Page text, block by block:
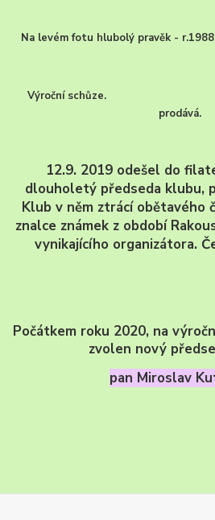
Na levém fotu hlubolý pravěk -
Výroční schůze. Čile
prodává.
12.9. 2019 odešel do
dlouholetý předseda klubu,
Klub v něm ztrácí obětavého
znalce známek z období
vynikajícího organizátora.
Počátkem roku 2020, na
zvolen nový
pan Miroslav